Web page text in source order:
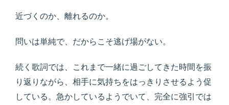
近づくのか、離れるのか。
問いは単純で、だからこそ逃げ場がない。
続く歌詞では、これまで一緒に過ごしてきた時間を振
り返りながら、相手に気持ちをはっきりさせるよう促
している。急かしているようでいて、完全に強引では